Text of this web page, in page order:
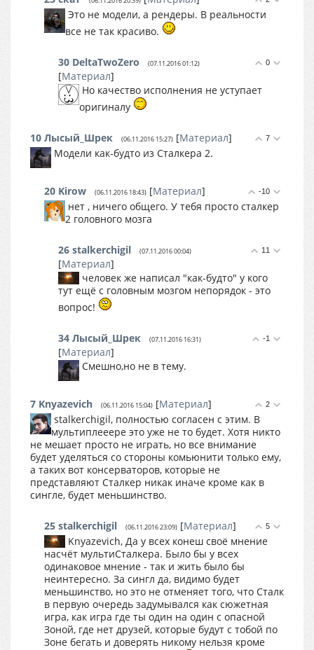
Это не модели, а рендеры. В реальности
все не так красиво.
0
30 DeltaTwoZero (07.11.2016 01:12)
[Материал]
Но качество исполнения не уступает
оригиналу
7
10 Лысый_Шрек (06.11.2016 15:27) [Материал]
Модели как-будто из Сталкера 2.
-10
20 Kirow (06.11.2016 18:43) [Материал]
нет , ничего общего. У тебя просто сталкер
2 головного мозга
11
26 stalkerchigil (07.11.2016 00:04)
[Материал]
человек же написал "как-будто" у кого
тут ещё с головным мозгом непорядок - это
вопрос!
-1
34 Лысый_Шрек (07.11.2016 16:31)
[Материал]
Смешно,но не в тему.
2
7 Knyazevich (06.11.2016 15:04) [Материал]
stalkerchigil, полностью согласен с этим. В
мультиплееере это уже не то будет. Хотя никто
не мешает просто не играть, но все внимание
будет уделяться со стороны комьюнити только ему,
а таких вот консерваторов, которые не
представляют Сталкер никак иначе кроме как в
сингле, будет меньшинство.
5
25 stalkerchigil (06.11.2016 23:09) [Материал]
Knyazevich, Да у всех конеш своё мнение
насчёт мультиСталкера. Было бы у всех
одинаковое мнение - так и жить было бы
неинтересно. За сингл да, видимо будет
меньшинство, но это не отменяет того, что Сталк
в первую очередь задумывался как сюжетная
игра, как игра где ты один на один с опасной
Зоной, где нет друзей, которые будут с тобой по
Зоне бегать и доверять никому нельзя кроме